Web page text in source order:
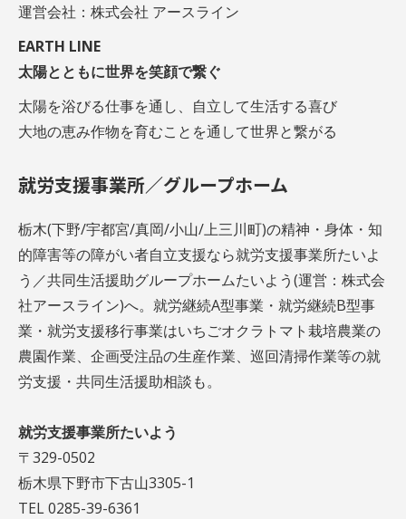
運営会社：株式会社 アースライン
EARTH LINE
太陽とともに世界を笑顔で繋ぐ
太陽を浴びる仕事を通し、自立して生活する喜び
大地の恵み作物を育むことを通して世界と繋がる
就労支援事業所／グループホーム
栃木(下野/宇都宮/真岡/小山/上三川町)の精神・身体・知
的障害等の障がい者自立支援なら就労支援事業所たいよ
う／共同生活援助グループホームたいよう(運営：株式会
社アースライン)へ。就労継続A型事業・就労継続B型事
業・就労支援移行事業はいちごオクラトマト栽培農業の
農園作業、企画受注品の生産作業、巡回清掃作業等の就
労支援・共同生活援助相談も。
就労支援事業所たいよう
〒329-0502
栃木県下野市下古山3305-1
TEL 0285-39-6361